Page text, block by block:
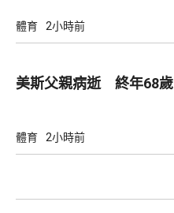
體育 2小時前
美斯父親病逝 終年68歲
體育 2小時前